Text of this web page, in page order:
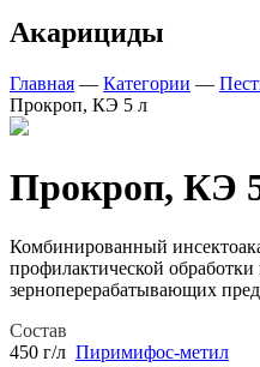
Акарициды
Главная — Категории —
Прокроп, КЭ 5 л
Прокроп, КЭ
Комбинированный
профилактической
зерноперерабатывающих
Состав
450 г/л Пиримифос-метил